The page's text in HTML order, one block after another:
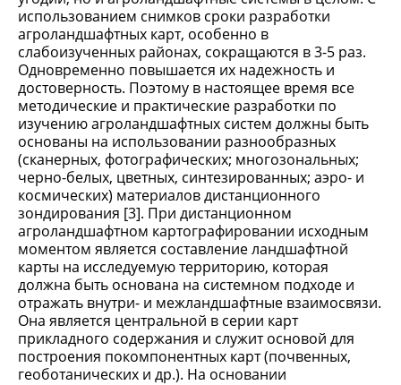
использованием снимков сроки разработки
агроландшафтных карт, особенно в
слабоизученных районах, сокращаются в 3-5 раз.
Одновременно повышается их надежность и
достоверность. Поэтому в настоящее время все
методические и практические разработки по
изучению агроландшафтных систем должны быть
основаны на использовании разнообразных
(сканерных, фотографических; многозональных;
черно-белых, цветных, синтезированных; аэро- и
космических) материалов дистанционного
зондирования [3]. При дистанционном
агроландшафтном картографировании исходным
моментом является составление ландшафтной
карты на исследуемую территорию, которая
должна быть основана на системном подходе и
отражать внутри- и межландшафтные взаимосвязи.
Она является центральной в серии карт
прикладного содержания и служит основой для
построения покомпонентных карт (почвенных,
геоботанических и др.). На основании